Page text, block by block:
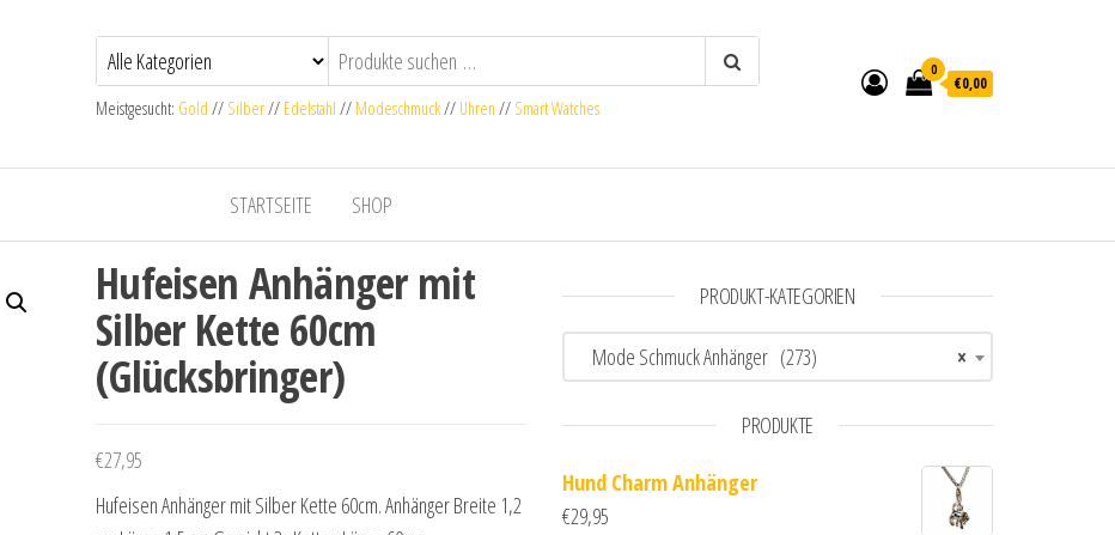
Meistgesucht: Gold // Silber// Edelstahl // Modeschmuck// Uhren // Smart Watches
0
€0,00
STARTSEITE SHOP
Hufeisen Anhänger mit
Silber Kette 60cm
(Glücksbringer)
€27,95
Hufeisen Anhänger mit Silber Kette 60cm. Anhänger Breite 1,2
PRODUKT-KATEGORIEN
×
Mode Schmuck Anhänger (273)
PRODUKTE
Hund Charm Anhänger
€29,95